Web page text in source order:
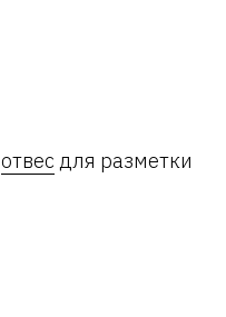
отвес для разметки